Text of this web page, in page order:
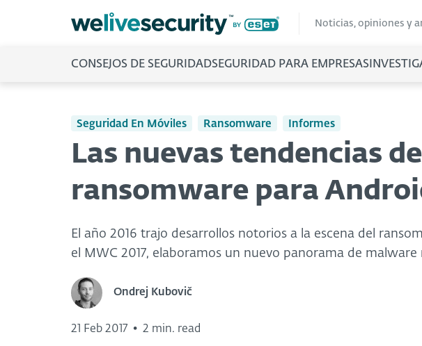
Noticias, opiniones y
CONSEJOS DE SEGURIDADSEGURIDAD PARA EMPRESAS
Seguridad En Móviles Ransomware Informes
Las nuevas tendencias del
ransomware para
El año 2016 trajo desarrollos notorios a la escena del
el MWC 2017, elaboramos un nuevo panorama de malware
Ondrej Kubovič
21 Feb 2017 • 2 min. read